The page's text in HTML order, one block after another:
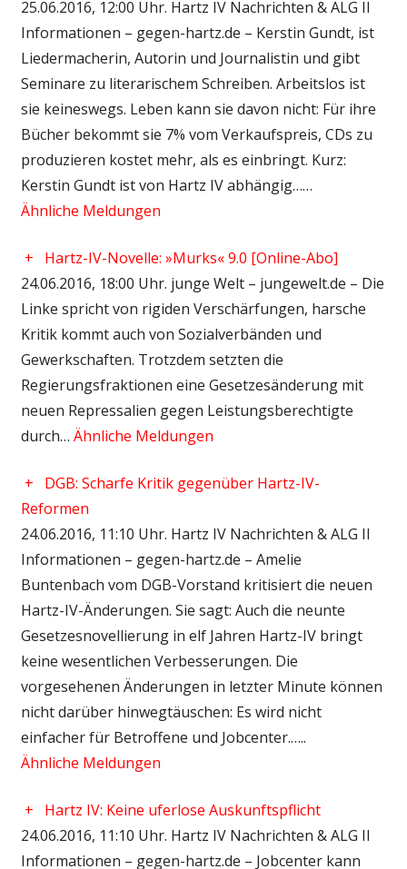
25.06.2016, 12:00 Uhr. Hartz IV Nachrichten & ALG II
Informationen – gegen-hartz.de – Kerstin Gundt, ist
Liedermacherin, Autorin und Journalistin und gibt
Seminare zu literarischem Schreiben. Arbeitslos ist
sie keineswegs. Leben kann sie davon nicht: Für ihre
Bücher bekommt sie 7% vom Verkaufspreis, CDs zu
produzieren kostet mehr, als es einbringt. Kurz:
Kerstin Gundt ist von Hartz IV abhängig……
Ähnliche Meldungen
+
Hartz-IV-Novelle: »Murks« 9.0 [Online-Abo]
24.06.2016, 18:00 Uhr. junge Welt – jungewelt.de – Die
Linke spricht von rigiden Verschärfungen, harsche
Kritik kommt auch von Sozialverbänden und
Gewerkschaften. Trotzdem setzten die
Regierungsfraktionen eine Gesetzesänderung mit
neuen Repressalien gegen Leistungsberechtigte
durch… Ähnliche Meldungen
+
DGB: Scharfe Kritik gegenüber Hartz-IV-
Reformen
24.06.2016, 11:10 Uhr. Hartz IV Nachrichten & ALG II
Informationen – gegen-hartz.de – Amelie
Buntenbach vom DGB-Vorstand kritisiert die neuen
Hartz-IV-Änderungen. Sie sagt: Auch die neunte
Gesetzesnovellierung in elf Jahren Hartz-IV bringt
keine wesentlichen Verbesserungen. Die
vorgesehenen Änderungen in letzter Minute können
nicht darüber hinwegtäuschen: Es wird nicht
einfacher für Betroffene und Jobcenter.…..
Ähnliche Meldungen
+
Hartz IV: Keine uferlose Auskunftspflicht
24.06.2016, 11:10 Uhr. Hartz IV Nachrichten & ALG II
Informationen – gegen-hartz.de – Jobcenter kann